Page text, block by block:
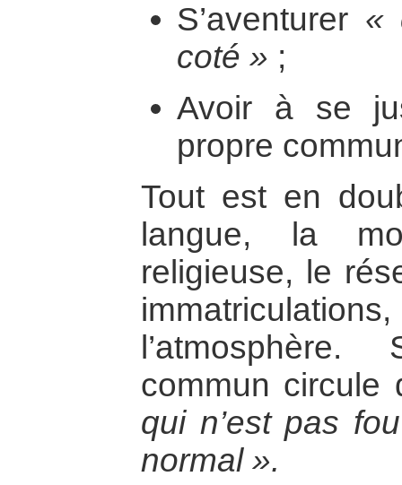
S’aventurer «
coté » ;
Avoir à se
propre
Tout est en
langue, la
religieuse, le
commun
qui n’est pas
normal ».